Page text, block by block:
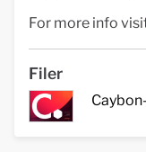
For more info
Filer